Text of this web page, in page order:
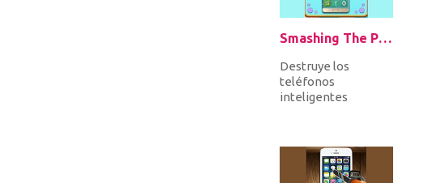
Smashing The Phone
Destruye los
teléfonos
inteligentes
destrozar los
teléfonos blancos...